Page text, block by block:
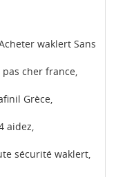
waklert Sans
cher france,
Grèce,
aidez,
sécurité waklert,